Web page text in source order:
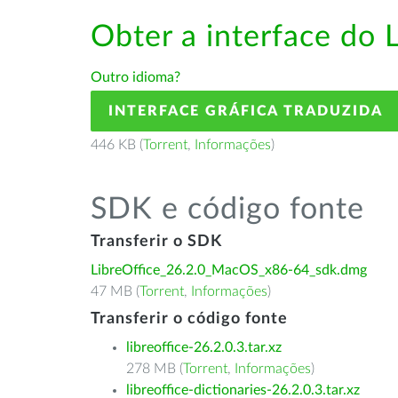
Obter a interface do
Outro idioma?
INTERFACE GRÁFICA TRADUZIDA
446 KB (Torrent, Informações)
SDK e código fonte
Transferir o SDK
LibreOffice_26.2.0_MacOS_x86-64_sdk.dmg
47 MB (Torrent, Informações)
Transferir o código fonte
libreoffice-26.2.0.3.tar.xz
278 MB (Torrent, Informações)
libreoffice-dictionaries-26.2.0.3.tar.xz